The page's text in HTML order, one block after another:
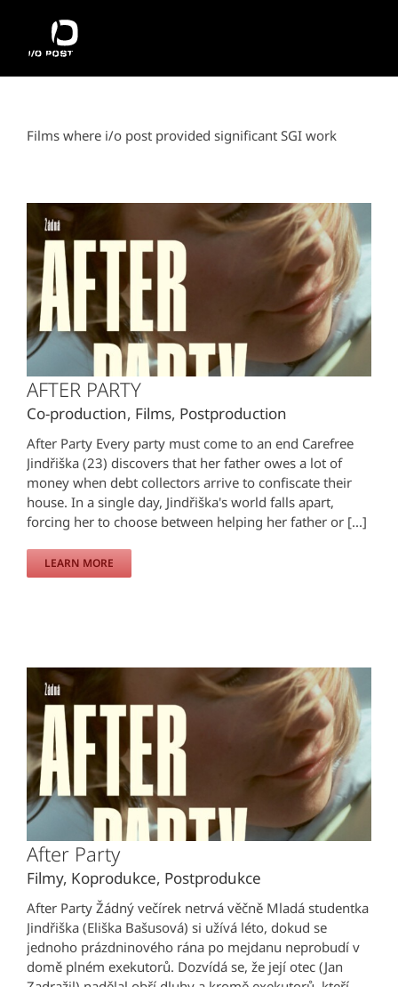
obsah
Films where i/o post provided significant SGI work
AFTER PARTY
Co-production, Films, Postproduction
After Party Every party must come to an end Carefree
Jindřiška (23) discovers that her father owes a lot of
money when debt collectors arrive to confiscate their
house. In a single day, Jindřiška's world falls apart,
forcing her to choose between helping her father or [...]
LEARN MORE
After Party
Filmy, Koprodukce, Postprodukce
After Party Žádný večírek netrvá věčně Mladá studentka
Jindřiška (Eliška Bašusová) si užívá léto, dokud se
jednoho prázdninového rána po mejdanu neprobudí v
domě plném exekutorů. Dozvídá se, že její otec (Jan